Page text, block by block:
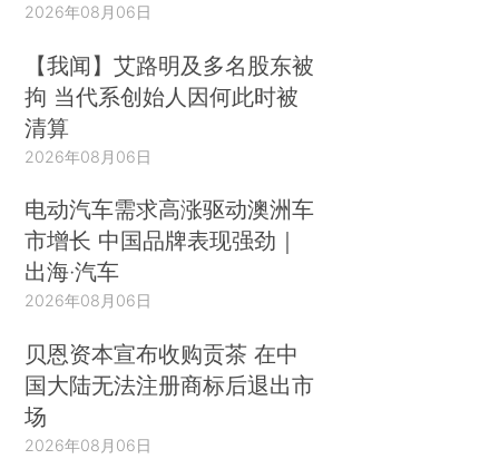
2026年08月06日
【我闻】艾路明及多名股东被
拘 当代系创始人因何此时被
清算
2026年08月06日
电动汽车需求高涨驱动澳洲车
市增长 中国品牌表现强劲｜
出海·汽车
2026年08月06日
贝恩资本宣布收购贡茶 在中
国大陆无法注册商标后退出市
场
2026年08月06日